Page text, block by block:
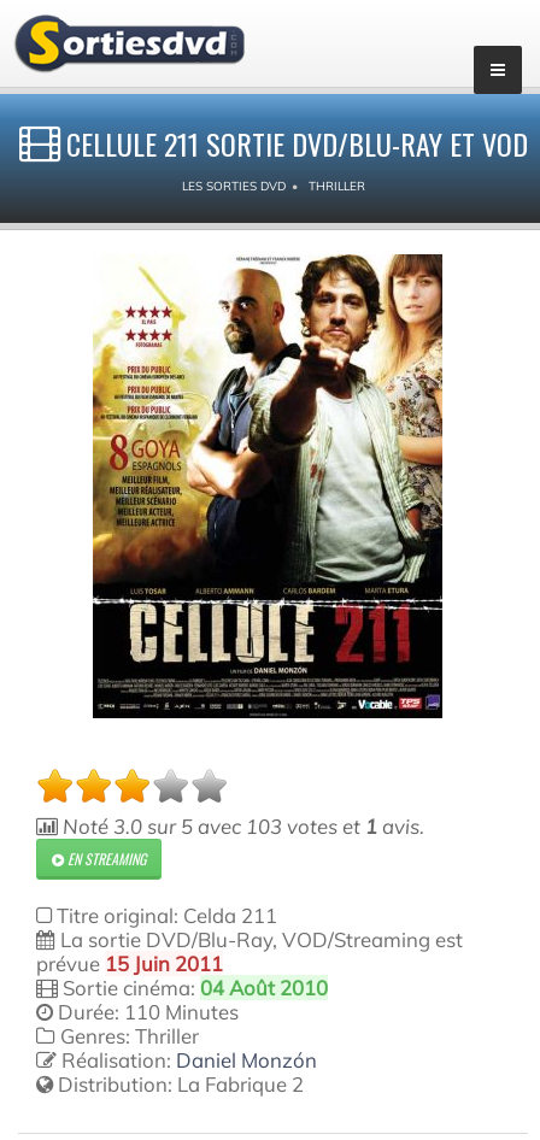
CELLULE 211 SORTIE DVD/BLU-RAY ET VOD
LES SORTIES DVD THRILLER
Noté 3.0sur5 avec 103 votes et 1 avis.
EN STREAMING
Titre original: Celda 211
La sortie DVD/Blu-Ray, VOD/Streaming est
prévue 15 Juin 2011
Sortie cinéma: 04 Août 2010
Durée: 110 Minutes
Genres: Thriller
Réalisation: Daniel Monzón
Distribution: La Fabrique 2